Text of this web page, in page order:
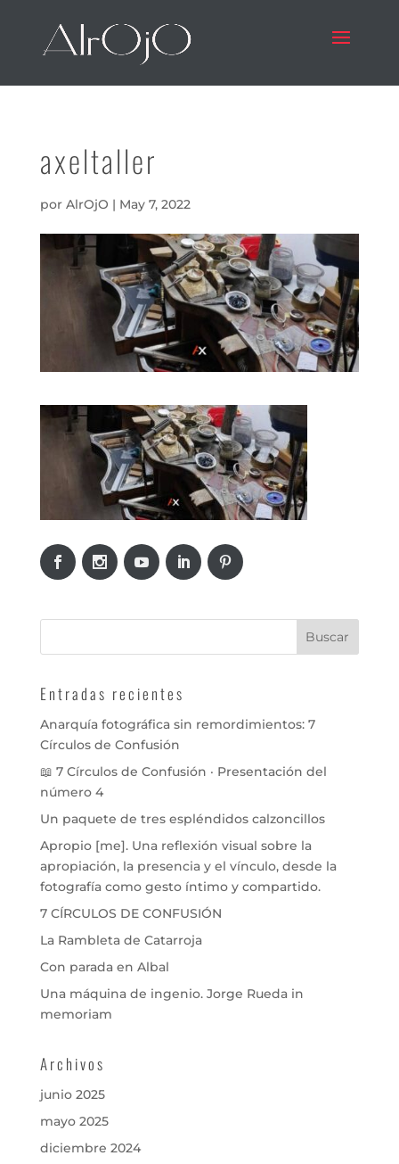
axeltaller
por AlrOjO | May 7, 2022
Entradas recientes
Anarquía fotográfica sin remordimientos: 7
Círculos de Confusión
📖 7 Círculos de Confusión · Presentación del
número 4
Un paquete de tres espléndidos calzoncillos
Apropio [me]. Una reflexión visual sobre la
apropiación, la presencia y el vínculo, desde la
fotografía como gesto íntimo y compartido.
7 CÍRCULOS DE CONFUSIÓN
La Rambleta de Catarroja
Con parada en Albal
Una máquina de ingenio. Jorge Rueda in
memoriam
Archivos
junio 2025
mayo 2025
diciembre 2024